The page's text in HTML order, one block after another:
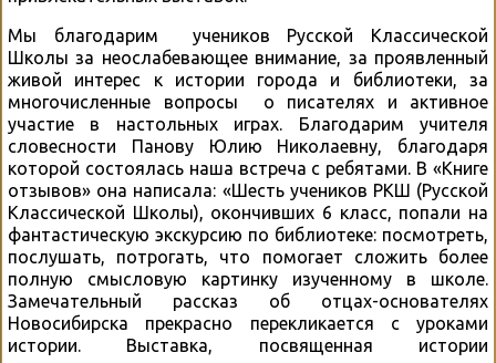
Мы благодарим учеников Русской Классической
Школы за неослабевающее внимание, за проявленный
живой интерес к истории города и библиотеки, за
многочисленные вопросы о писателях и активное
участие в настольных играх. Благодарим учителя
словесности Панову Юлию Николаевну, благодаря
которой состоялась наша встреча с ребятами. В «Книге
отзывов» она написала: «Шесть учеников РКШ (Русской
Классической Школы), окончивших 6 класс, попали на
фантастическую экскурсию по библиотеке: посмотреть,
послушать, потрогать, что помогает сложить более
полную смысловую картинку изученному в школе.
Замечательный рассказ об отцах-основателях
Новосибирска прекрасно перекликается с уроками
истории. Выставка, посвященная истории